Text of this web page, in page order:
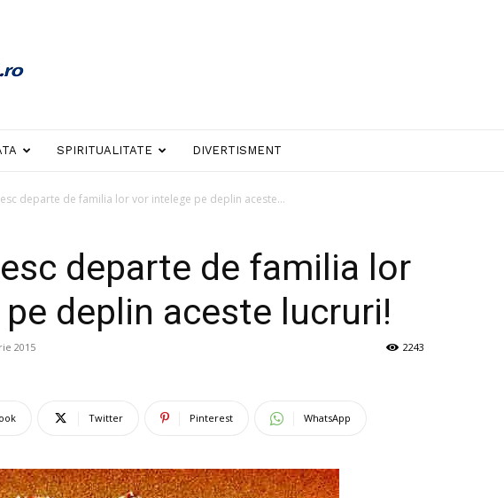
SPIRITUALITATE DIVERTISMENT
departe de familia lor vor intelege pe deplin aceste...
departe de familia lor
deplin aceste lucruri!
2015 2243
Twitter Pinterest WhatsApp